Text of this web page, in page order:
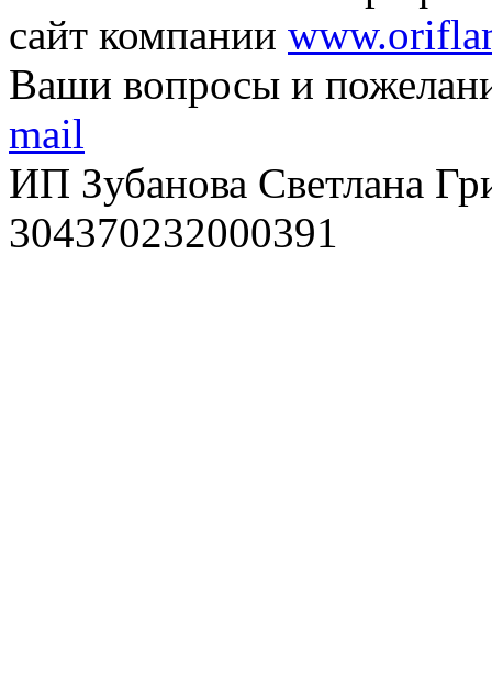
сайт компании
Ваши вопросы и
mail
ИП Зубанова Светлана
304370232000391